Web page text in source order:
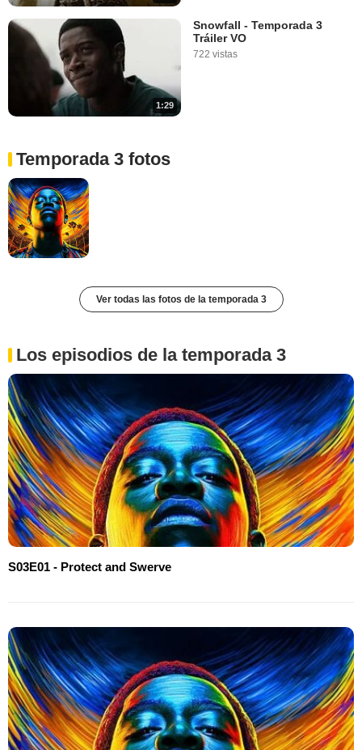
1:29
Snowfall - Temporada 3
Tráiler VO
722 vistas
Temporada 3 fotos
Ver todas las fotos de la temporada 3
Los episodios de la temporada 3
S03E01 - Protect and Swerve